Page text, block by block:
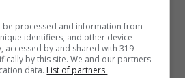
i termosifoni in Italia e cosa
le date – tropismi.it
quindi quella che
be processed and information from
identifiers, and other device
accessed by and shared with 319
by this site. We and our partners
data. List of partners.